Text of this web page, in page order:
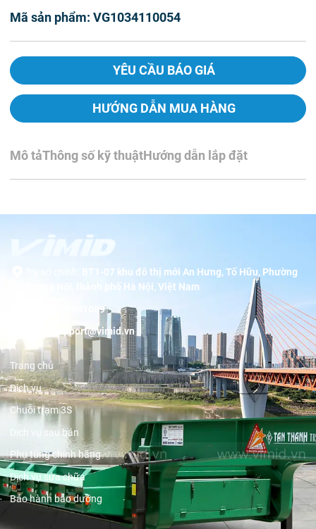
Mã sản phẩm: VG1034110054
YÊU CẦU BÁO GIÁ
HƯỚNG DẪN MUA HÀNG
Mô tảThông số kỹ thuậtHướng dẫn lắp đặt
BT1-07 khu đô thị mới An Hưng, Tố Hữu, Phường
Dương Nội, thành phố Hà Nội, Việt Nam
19001089
support@vimid.vn
Trang chủ
Dịch vụ
Chuỗi trạm 3S
Dịch vụ sau bán
Phụ tùng chính hãng
Dịch vụ sửa chữa
Bảo hành bảo dưỡng